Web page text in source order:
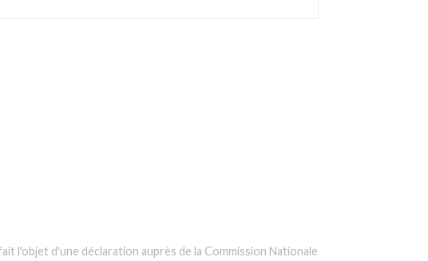
l'objet d'une déclaration auprès de la Commission Nationale